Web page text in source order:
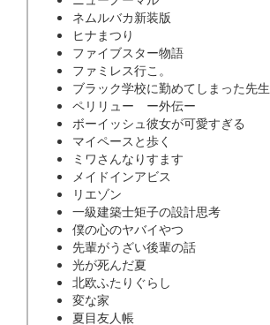
ネムルバカ新装版
ヒナまつり
ファイブスター物語
ファミレス行こ。
ブラック学校に勤めてしまった先生
ペリリュー ー外伝ー
ボーイッシュ彼女が可愛すぎる
マイペースと歩く
ミワさんなりすます
メイドインアビス
リエゾン
一級建築士矩子の設計思考
僕の心のヤバイやつ
先輩がうざい後輩の話
光が死んだ夏
北欧ふたりぐらし
変な家
夏目友人帳